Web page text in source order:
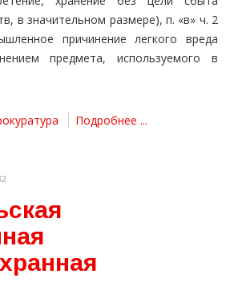
в значительном размере), п. «в» ч. 2
причинение легкого вреда
предмета, используемого в
Подробнее ...